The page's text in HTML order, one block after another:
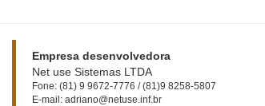
Empresa desenvolvedora
Net use Sistemas LTDA
Fone: (81) 9 9672-7776 / (81)9 8258-5807
E-mail: adriano@netuse.inf.br